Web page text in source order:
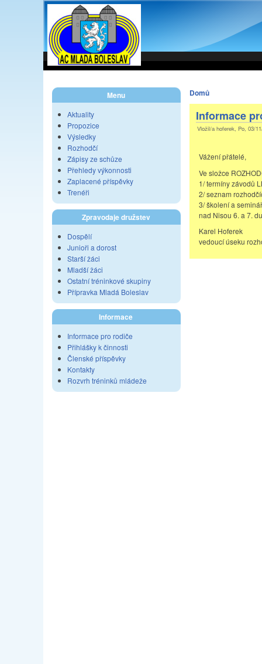
Menu
Aktuality
Propozice
Výsledky
Rozhodčí
Zápisy ze schůze
Přehledy výkonnosti
Zaplacené příspěvky
Trenéři
Zpravodaje družstev
Dospělí
Junioři a dorost
Starší žáci
Mladší žáci
Ostatní tréninkové skupiny
Přípravka Mladá Boleslav
Informace
Informace pro rodiče
Přihlášky k činnosti
Členské příspěvky
Kontakty
Rozvrh tréninků mládeže
Domů
Informace
Vložil/a hoferek, Po, 03/
Vážení přátelé,
Ve složce
1/ termíny závodů
2/ seznam
3/ školení a
nad Nisou 6. a 7.
Karel Hoferek
vedoucí úseku